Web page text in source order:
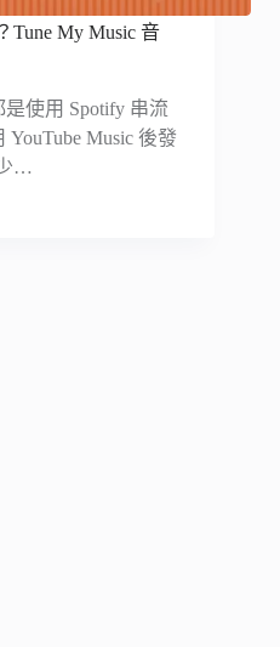
Tune My Music 音
使用 Spotify 串流
Music 後發
…